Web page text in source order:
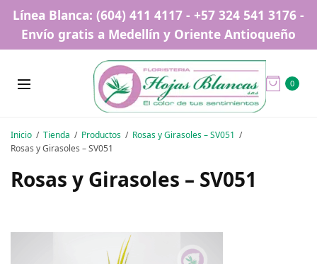
Línea Blanca: (604) 411 4117 - +57 324 541 3176 -
Envío gratis a Medellín y Oriente Antioqueño
0
Inicio Tienda Productos
Rosas y Girasoles – SV051
Rosas y Girasoles – SV051
Rosas y Girasoles – SV051